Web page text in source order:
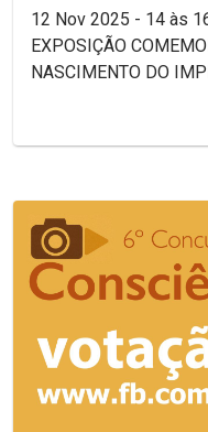
12 Nov 2025 - 14 às
EXPOSIÇÃO
NASCIMENTO DO